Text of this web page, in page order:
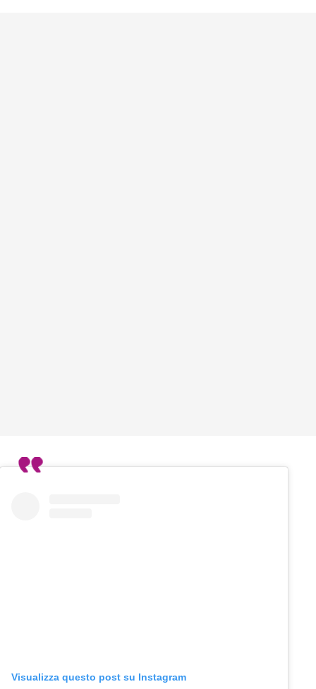
Visualizza questo post su Instagram